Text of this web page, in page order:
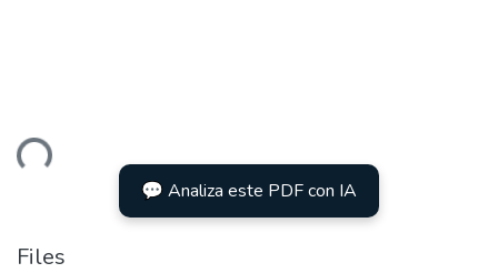
💬 Analiza este PDF con IA
Files